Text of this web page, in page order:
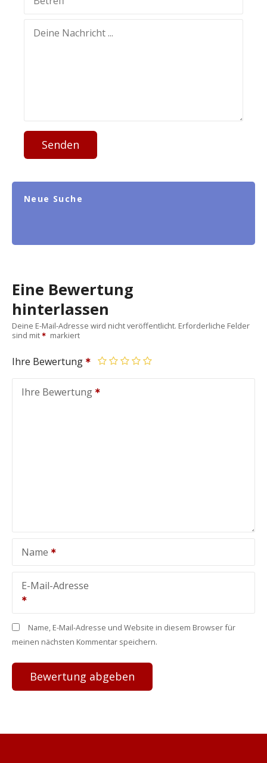
Senden
Neue Suche
Eine Bewertung
hinterlassen
Deine E-Mail-Adresse wird nicht veröffentlicht. Erforderliche Felder
sind mit
markiert
Ihre Bewertung
Ihre Bewertung
Name
E-Mail-Adresse
Name, E-Mail-Adresse und Website in diesem Browser für
meinen nächsten Kommentar speichern.